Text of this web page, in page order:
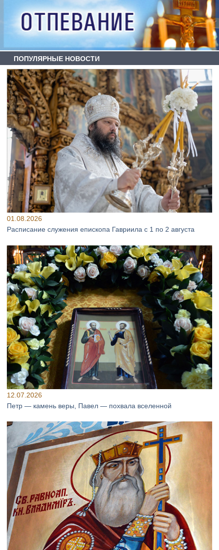
ПОПУЛЯРНЫЕ НОВОСТИ
01.08.2026
Расписание служения епископа Гавриила с 1 по 2 августа
12.07.2026
Петр — камень веры, Павел — похвала вселенной